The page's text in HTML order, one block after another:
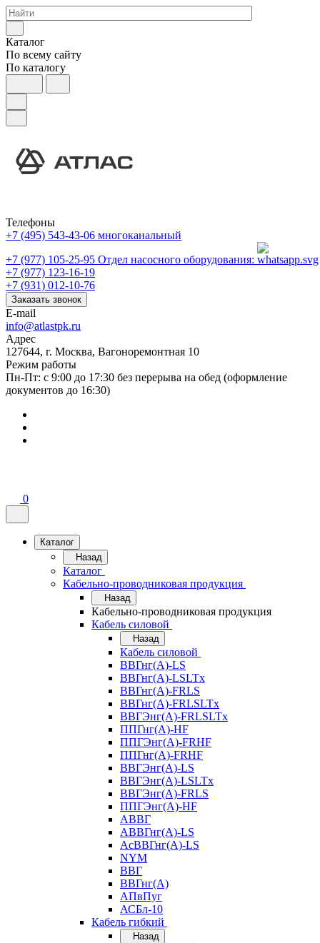
Каталог
По всему сайту
По каталогу
Телефоны
+7 (495) 543-43-06 многоканальный
+7 (977) 105-25-95 Отдел насосного оборудования:
+7 (977) 123-16-19
+7 (931) 012-10-76
Заказать звонок
E-mail
info@atlastpk.ru
Адрес
127644, г. Москва, Вагоноремонтная 10
Режим работы
Пн-Пт: с 9:00 до 17:30 без перерыва на обед (оформление
документов до 16:30)
0
Каталог
Назад
Каталог
Кабельно-проводниковая продукция
Назад
Кабельно-проводниковая продукция
Кабель силовой
Назад
Кабель силовой
ВВГнг(А)-LS
ВВГнг(А)-LSLTx
ВВГнг(А)-FRLS
ВВГнг(А)-FRLSLTx
ВВГЭнг(А)-FRLSLTx
ППГнг(А)-HF
ППГЭнг(А)-FRHF
ППГнг(А)-FRHF
ВВГЭнг(А)-LS
ВВГЭнг(А)-LSLTx
ВВГЭнг(А)-FRLS
ППГЭнг(А)-HF
АВВГ
АВВГнг(А)-LS
АсВВГнг(А)-LS
NYM
ВВГ
ВВГнг(А)
АПвПуг
АСБл-10
Кабель гибкий
Назад